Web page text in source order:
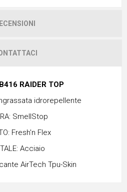
RAIDER TOP
idrorepellente
SmellStop
Fresh'n Flex
Acciaio
AirTech Tpu-Skin